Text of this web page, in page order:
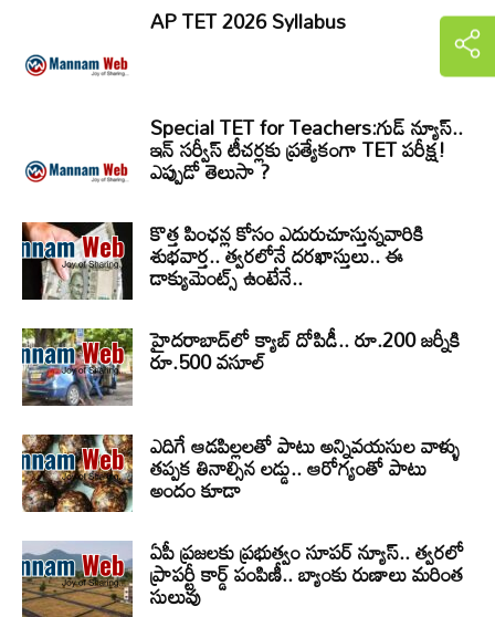
AP TET 2026 Syllabus
Special TET for Teachers:గుడ్ న్యూస్..
ఇన్ సర్వీస్ టీచర్లకు ప్రత్యేకంగా TET పరీక్ష!
ఎప్పుడో తెలుసా ?
కొత్త పింఛన్ల కోసం ఎదురుచూస్తున్నవారికి
శుభవార్త.. త్వరలోనే దరఖాస్తులు.. ఈ
డాక్యుమెంట్స్ ఉంటేనే..
హైదరాబాద్‌లో క్యాబ్‌ దోపిడీ.. రూ.200 జర్నీకి
రూ.500 వసూల్
ఎదిగే ఆడపిల్లలతో పాటు అన్నివయసుల వాళ్ళు
తప్పక తినాల్సిన లడ్డు.. ఆరోగ్యంతో పాటు
అందం కూడా
ఏపీ ప్రజలకు ప్రభుత్వం సూపర్ న్యూస్.. త్వరలో
ప్రాపర్టీ కార్డ్ పంపిణీ.. బ్యాంకు రుణాలు మరింత
సులువు